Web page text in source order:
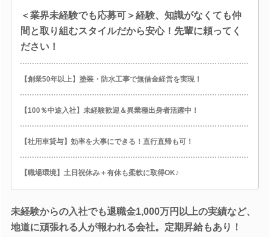
＜業界未経験でも応募可＞経験、知識がなくても仲
間と取り組むスタイルだから安心！先輩に頼ってく
ださい！
【創業50年以上】塗装・防水工事で無借金経営を実現！
【100％中途入社】未経験歓迎＆異業種出身者活躍中！
【社用車貸与】効率を大事にできる！直行直帰も可！
【職場環境】土日祝休み＋有休も柔軟に取得OK♪
未経験からの入社でも退職金1,000万円以上の実績など、
地道に頑張れる人が報われる会社。定期昇給もあり！